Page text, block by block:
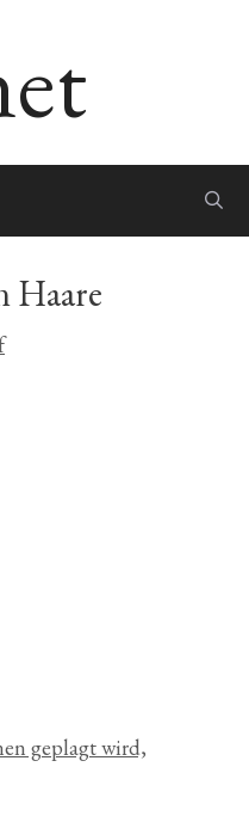
Haare
geplagt wird,